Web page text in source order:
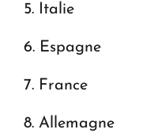
5. Italie
6. Espagne
7. France
8. Allemagne